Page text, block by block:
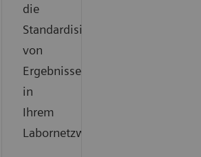
die
Standardisierung
von
Ergebnissen
in
Ihrem
Labornetzwerk.